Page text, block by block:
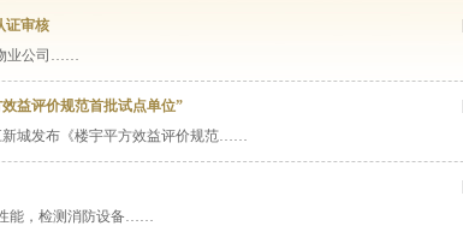
证审核
业公司……
益评价规范首批试点单位”
新城发布《楼宇平方效益评价规范……
能，检测消防设备……